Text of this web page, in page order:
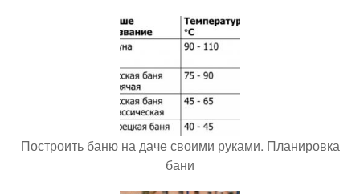
Построить баню на даче своими руками. Планировка
бани